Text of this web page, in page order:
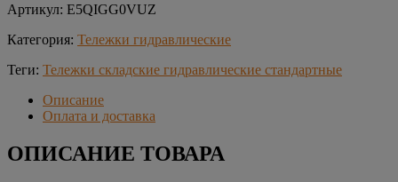
Артикул: E5QIGG0VUZ
Категория: Тележки гидравлические
Теги: Тележки складские гидравлические стандартные
Описание
Оплата и доставка
ОПИСАНИЕ ТОВАРА